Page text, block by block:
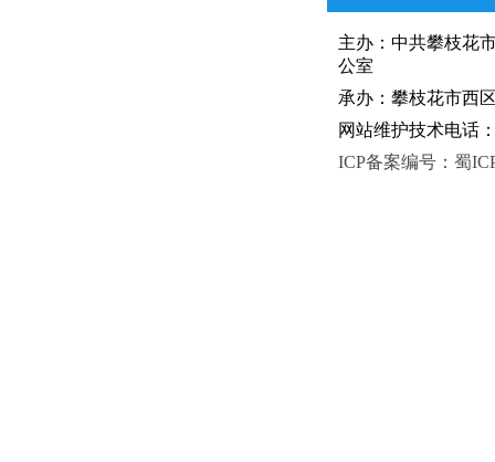
主办：中共攀枝
公室
承办：攀枝花市西
网站维护技术电话
ICP备案编号：蜀